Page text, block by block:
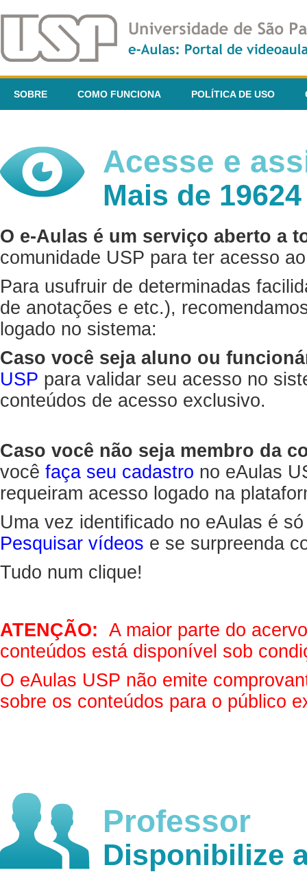
SOBRE COMO FUNCIONA POLÍTICA DE USO
Acesse e
Mais de
O e-Aulas é um serviço aberto a
comunidade USP para ter acesso
Para usufruir de determinadas
de anotações e etc.),
logado no sistema:
Caso você seja aluno ou
USP para validar seu acesso no
conteúdos de acesso exclusivo.
Caso você não seja membro da
você faça seu cadastro no eAulas
requeiram acesso logado na
Uma vez identificado no eAulas é
Pesquisar vídeos e se surpreenda
Tudo num clique!
ATENÇÃO: A maior parte do
conteúdos está disponível sob
O eAulas USP não emite
sobre os conteúdos para o público
Professor
Disponibilize